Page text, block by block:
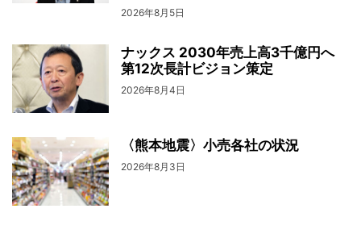
2026年8月5日
ナックス 2030年売上高3千億円へ
第12次長計ビジョン策定
2026年8月4日
〈熊本地震〉小売各社の状況
2026年8月3日